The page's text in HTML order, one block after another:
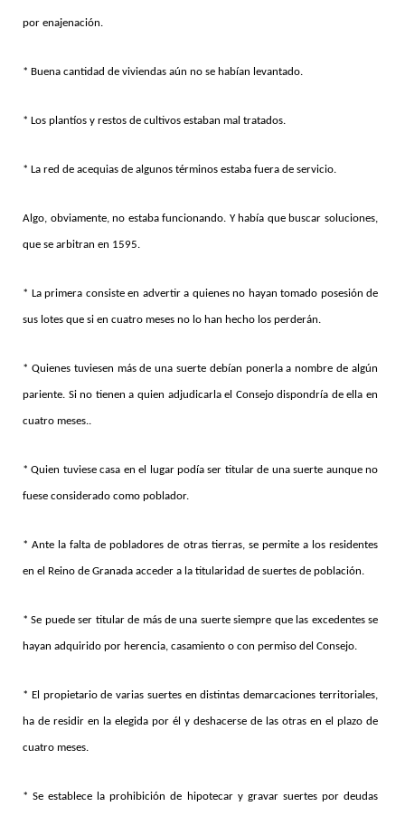
por enajenación.
* Buena cantidad de viviendas aún no se habían levantado.
* Los plantíos y restos de cultivos estaban mal tratados.
* La red de acequias de algunos términos estaba fuera de servicio.
Algo, obviamente, no estaba funcionando. Y había que buscar soluciones,
que se arbitran en 1595.
* La primera consiste en advertir a quienes no hayan tomado posesión de
sus lotes que si en cuatro meses no lo han hecho los perderán.
* Quienes tuviesen más de una suerte debían ponerla a nombre de algún
pariente. Si no tienen a quien adjudicarla el Consejo dispondría de ella en
cuatro meses..
* Quien tuviese casa en el lugar podía ser titular de una suerte aunque no
fuese considerado como poblador.
* Ante la falta de pobladores de otras tierras, se permite a los residentes
en el Reino de Granada acceder a la titularidad de suertes de población.
* Se puede ser titular de más de una suerte siempre que las excedentes se
hayan adquirido por herencia, casamiento o con permiso del Consejo.
* El propietario de varias suertes en distintas demarcaciones territoriales,
ha de residir en la elegida por él y deshacerse de las otras en el plazo de
cuatro meses.
* Se establece la prohibición de hipotecar y gravar suertes por deudas